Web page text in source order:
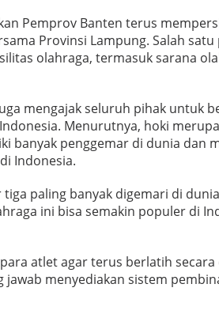
Pemprov Banten terus
Provinsi Lampung. Salah
olahraga, termasuk sarana
mengajak seluruh pihak untuk
Menurutnya, hoki
banyak penggemar di dunia dan
Indonesia.
paling banyak digemari di
ini bisa semakin populer di
atlet agar terus berlatih secara
menyediakan sistem